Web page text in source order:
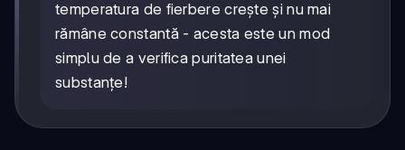
temperatura de fierbere crește și nu mai
rămâne constantă - acesta este un mod
simplu de a verifica puritatea unei
substanțe!